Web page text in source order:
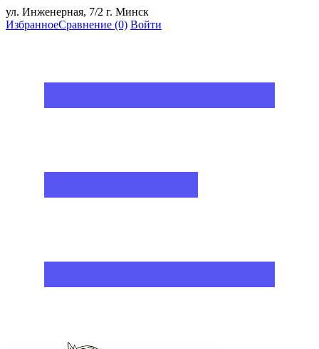
ул. Инженерная, 7/2 г. Минск
ИзбранноеСравнение (0) Войти